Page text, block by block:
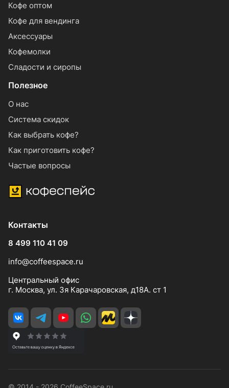
Кофе оптом
Кофе для вендинга
Аксессуары
Кофемолки
Сладости и сиропы
Полезное
О нас
Система скидок
Как выбрать кофе?
Как приготовить кофе?
Частые вопросы
Контакты
8 499 110 41 09
info@coffeespace.ru
Центральный офис
г. Москва, ул. 3я Карачаровская, д18А. ст 1